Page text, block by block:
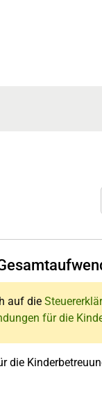
auf die
für die
die